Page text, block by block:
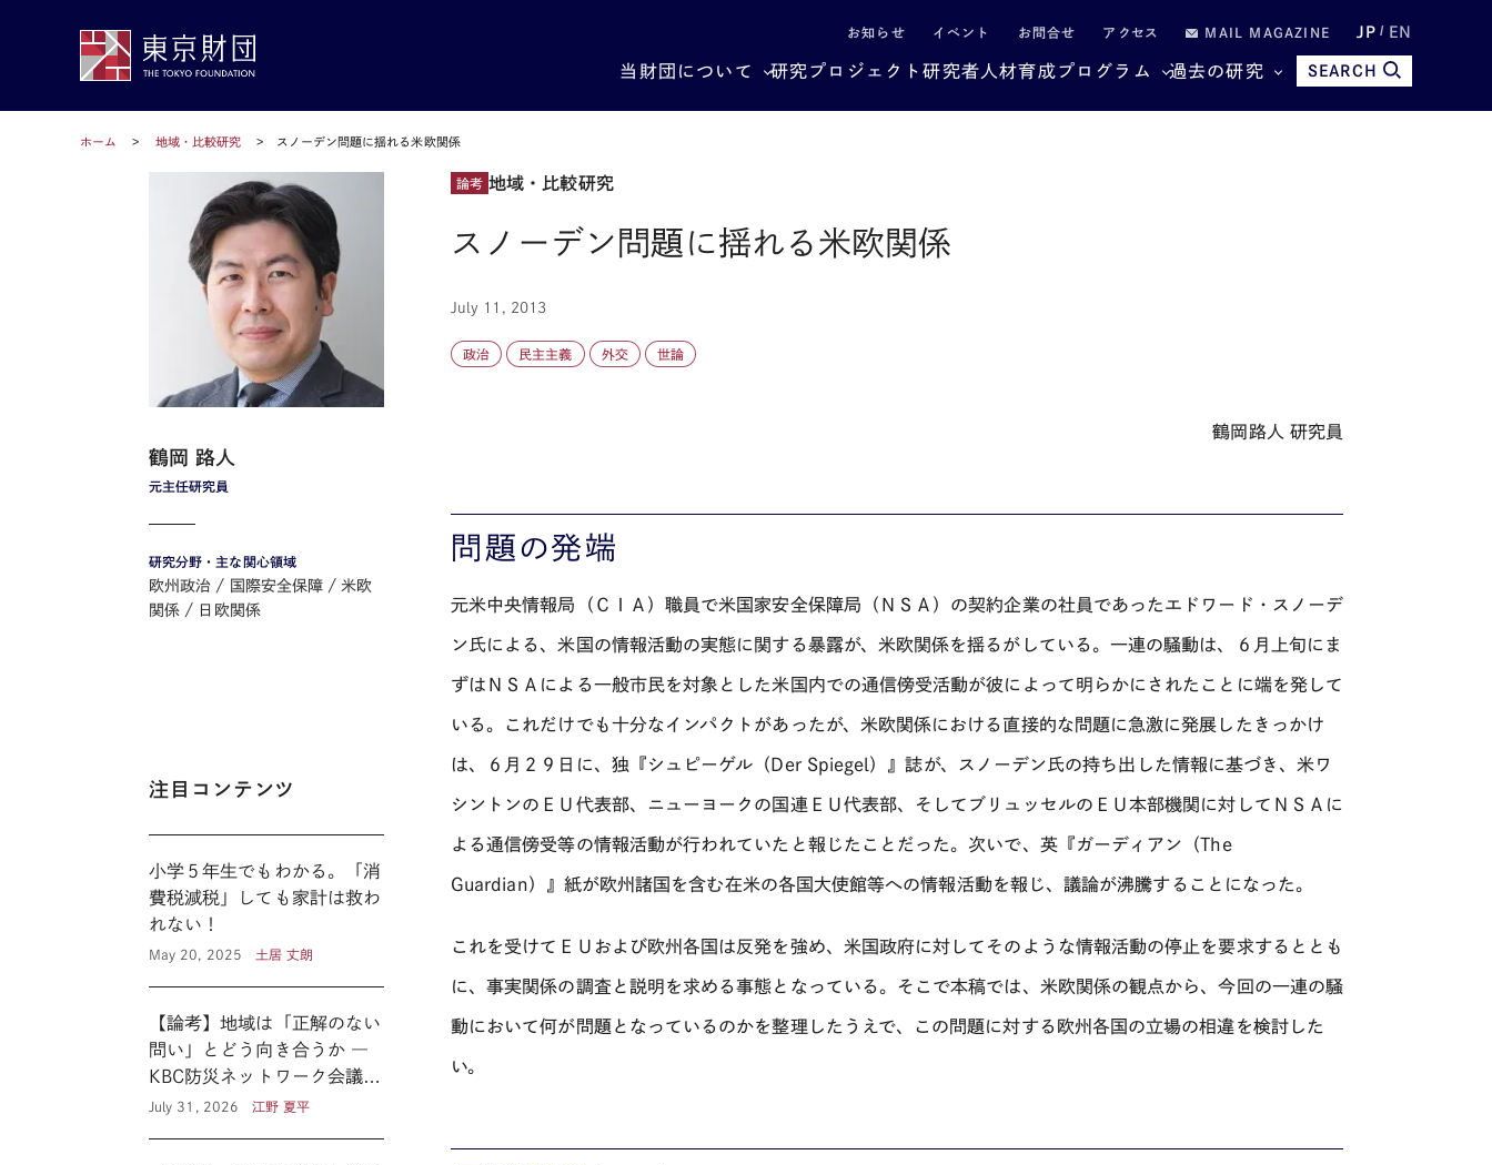
お知らせ イベント お問合せ アクセス MAIL MAGAZINE JP EN
当財団について 研究プロジェクト研究者 人材育成プログラム 過去の研究 SEARCH
ホーム 地域・比較研究 スノーデン問題に揺れる米欧関係
論考 地域・比較研究
スノーデン問題に揺れる米欧関係
July 11, 2013
政治 民主主義 外交 世論
鶴岡路人 研究員
問題の発端
元米中央情報局（ＣＩＡ）職員で米国家安全保障局（ＮＳＡ）の契約企業の社員であったエドワード・スノーデ
ン氏による、米国の情報活動の実態に関する暴露が、米欧関係を揺るがしている。一連の騒動は、６月上旬にま
ずはＮＳＡによる一般市民を対象とした米国内での通信傍受活動が彼によって明らかにされたことに端を発して
いる。これだけでも十分なインパクトがあったが、米欧関係における直接的な問題に急激に発展したきっかけ
は、６月２９日に、独『シュピーゲル（Der Spiegel）』誌が、スノーデン氏の持ち出した情報に基づき、米ワ
シントンのＥＵ代表部、ニューヨークの国連ＥＵ代表部、そしてブリュッセルのＥＵ本部機関に対してＮＳＡに
よる通信傍受等の情報活動が行われていたと報じたことだった。次いで、英『ガーディアン（The
Guardian）』紙が欧州諸国を含む在米の各国大使館等への情報活動を報じ、議論が沸騰することになった。
これを受けてＥＵおよび欧州各国は反発を強め、米国政府に対してそのような情報活動の停止を要求するととも
に、事実関係の調査と説明を求める事態となっている。そこで本稿では、米欧関係の観点から、今回の一連の騒
動において何が問題となっているのかを整理したうえで、この問題に対する欧州各国の立場の相違を検討した
い。
元主任研究員
鶴岡 路人
研究分野・主な関心領域
欧州政治 国際安全保障
米欧
関係
日欧関係
注目コンテンツ
小学５年生でもわかる。「消
費税減税」しても家計は救わ
れない！
May 20, 2025 土居 丈朗
【論考】地域は「正解のない
問い」とどう向き合うか ―
KBC防災ネットワーク会議に
見る新たな公共性 ―
July 31, 2026 江野 夏平